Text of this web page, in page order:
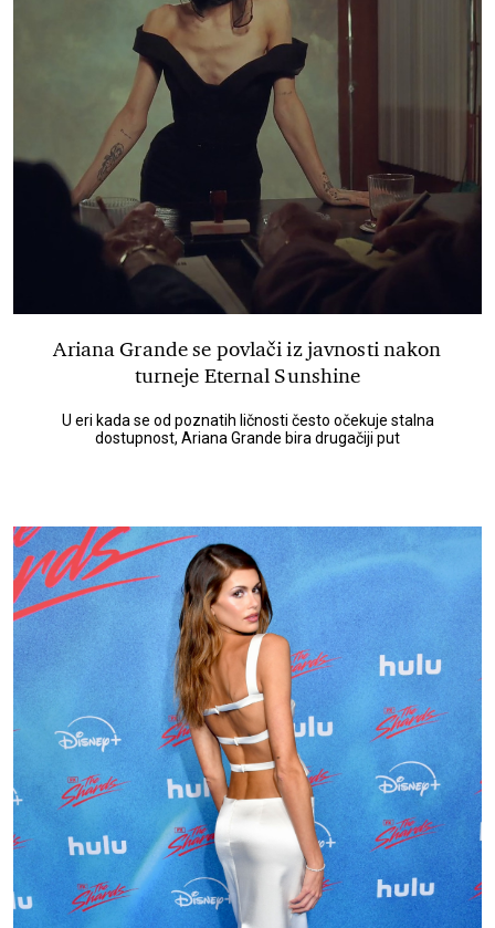
Ariana Grande se povlači iz javnosti nakon
turneje Eternal Sunshine
U eri kada se od poznatih ličnosti često očekuje stalna
dostupnost, Ariana Grande bira drugačiji put